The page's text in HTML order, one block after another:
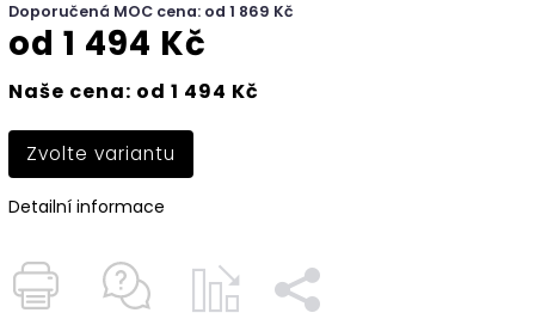
Doporučená MOC cena: od 1 869 Kč
od 1 494 Kč
Naše cena: od 1 494 Kč
Zvolte variantu
Detailní informace